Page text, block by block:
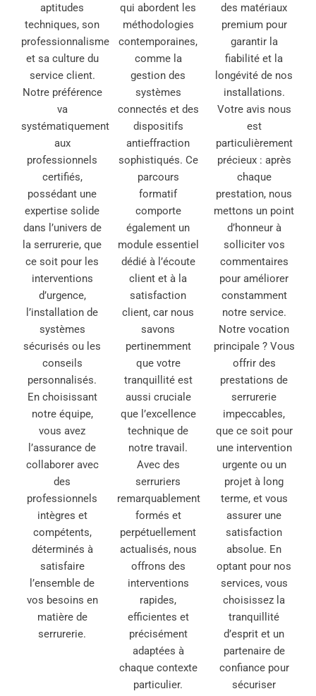
aptitudes
techniques, son
professionnalisme
et sa culture du
service client.
Notre préférence
va
systématiquement
aux
professionnels
certifiés,
possédant une
expertise solide
dans l’univers de
la serrurerie, que
ce soit pour les
interventions
d’urgence,
l’installation de
systèmes
sécurisés ou les
conseils
personnalisés.
En choisissant
notre équipe,
vous avez
l’assurance de
collaborer avec
des
professionnels
intègres et
compétents,
déterminés à
satisfaire
l’ensemble de
vos besoins en
matière de
serrurerie.
qui abordent les
méthodologies
contemporaines,
comme la
gestion des
systèmes
connectés et des
dispositifs
antieffraction
sophistiqués. Ce
parcours
formatif
comporte
également un
module essentiel
dédié à l’écoute
client et à la
satisfaction
client, car nous
savons
pertinemment
que votre
tranquillité est
aussi cruciale
que l’excellence
technique de
notre travail.
Avec des
serruriers
remarquablement
formés et
perpétuellement
actualisés, nous
offrons des
interventions
rapides,
efficientes et
précisément
adaptées à
chaque contexte
particulier.
des matériaux
premium pour
garantir la
fiabilité et la
longévité de nos
installations.
Votre avis nous
est
particulièrement
précieux : après
chaque
prestation, nous
mettons un point
d’honneur à
solliciter vos
commentaires
pour améliorer
constamment
notre service.
Notre vocation
principale ? Vous
offrir des
prestations de
serrurerie
impeccables,
que ce soit pour
une intervention
urgente ou un
projet à long
terme, et vous
assurer une
satisfaction
absolue. En
optant pour nos
services, vous
choisissez la
tranquillité
d’esprit et un
partenaire de
confiance pour
sécuriser